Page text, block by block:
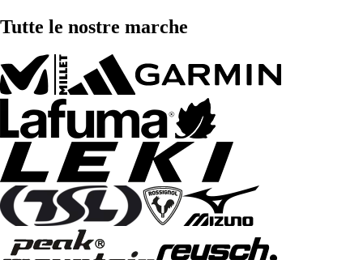
Tutte le nostre marche